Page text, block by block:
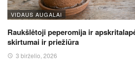
VIDAUS AUGALAI
Raukšlėtoji peperomija ir
skirtumai ir priežiūra
3 birželio, 2026